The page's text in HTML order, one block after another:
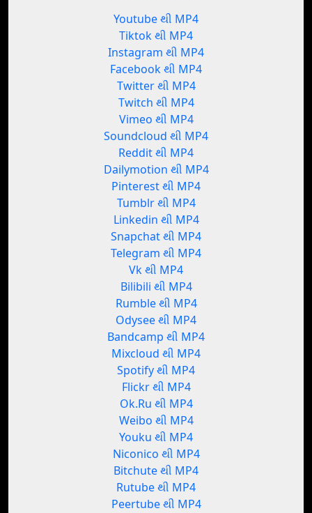
Youtube થી MP4
Tiktok થી MP4
Instagram થી MP4
Facebook થી MP4
Twitter થી MP4
Twitch થી MP4
Vimeo થી MP4
Soundcloud થી MP4
Reddit થી MP4
Dailymotion થી MP4
Pinterest થી MP4
Tumblr થી MP4
Linkedin થી MP4
Snapchat થી MP4
Telegram થી MP4
Vk થી MP4
Bilibili થી MP4
Rumble થી MP4
Odysee થી MP4
Bandcamp થી MP4
Mixcloud થી MP4
Spotify થી MP4
Flickr થી MP4
Ok.Ru થી MP4
Weibo થી MP4
Youku થી MP4
Niconico થી MP4
Bitchute થી MP4
Rutube થી MP4
Peertube થી MP4